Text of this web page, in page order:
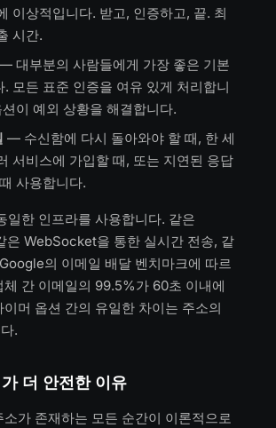
이상적입니다. 받고, 인증하고, 끝. 최
시간.
— 대부분의 사람들에게 가장 좋은 기본
. 모든 표준 인증을 여유 있게 처리합니
이 예외 상황을 해결합니다.
— 수신함에 다시 돌아와야 할 때, 한 세
서비스에 가입할 때, 또는 지연된 응답
사용합니다.
일한 인프라를 사용합니다. 같은
은 WebSocket을 통한 실시간 전송, 같
의 이메일 배달 벤치마크에 따르
체 간 이메일의 99.5%가 60초 이내에
머 옵션 간의 유일한 차이는 주소의
.
더 안전한 이유
소가 존재하는 모든 순간이 이론적으로